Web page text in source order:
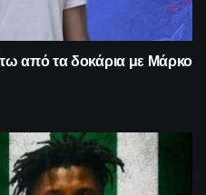
από τα δοκάρια με Μάρκο